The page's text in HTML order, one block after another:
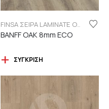
FINSA ΣΕΙΡΑ LAMINATE ORIGINAL "ECO LABEL"
BANFF OAK 8mm ECO
ΣΎΓΚΡΙΣΗ